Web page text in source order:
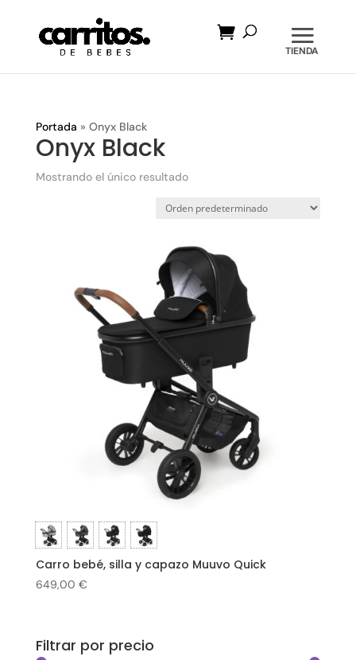
productos
Portada » Onyx Black
Onyx Black
Mostrando el único resultado
Carro bebé, silla y capazo Muuvo Quick
649,00 €
Filtrar por precio